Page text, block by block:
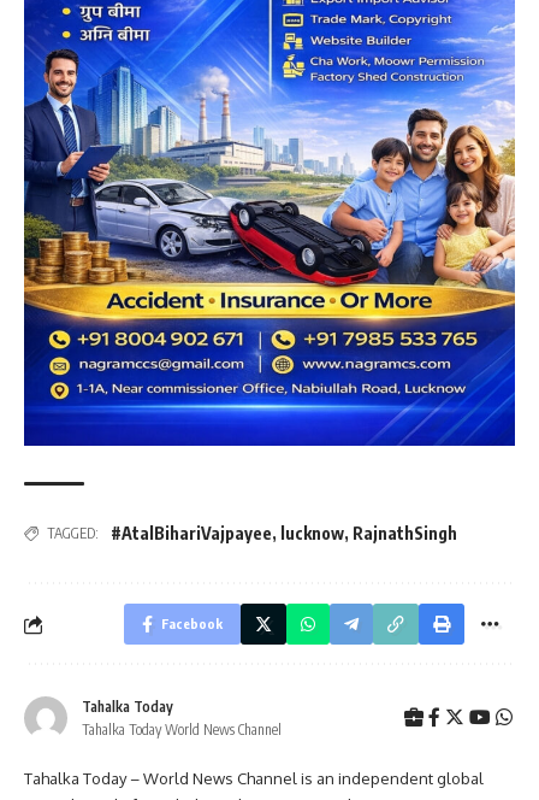
TAGGED: #AtalBihariVajpayee, lucknow, RajnathSingh
Facebook
Tahalka Today
Tahalka Today World News Channel
Tahalka Today – World News Channel is an independent global